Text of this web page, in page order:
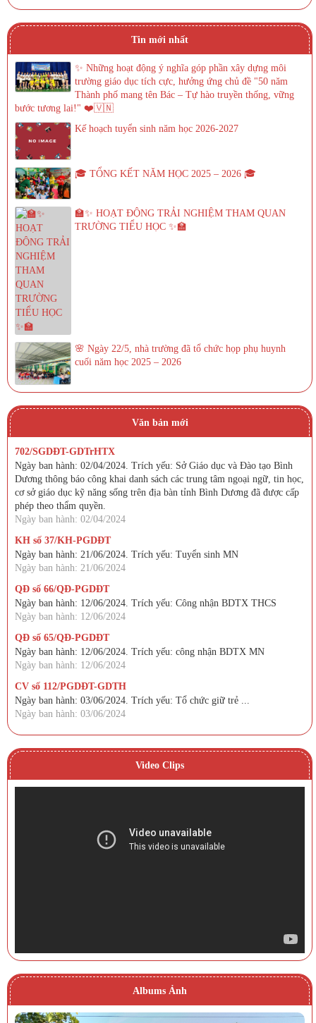
Tin mới nhất
✨ Những hoạt động ý nghĩa góp phần xây dựng môi
trường giáo dục tích cực, hưởng ứng chủ đề "50 năm
Thành phố mang tên Bác – Tự hào truyền thống, vững
bước tương lai!" ❤️🇻🇳
Kế hoạch tuyển sinh năm học 2026-2027
🎓 TỔNG KẾT NĂM HỌC 2025 – 2026 🎓
🏫✨ HOẠT ĐỘNG TRẢI NGHIỆM THAM QUAN
TRƯỜNG TIỂU HỌC ✨🏫
🌸 Ngày 22/5, nhà trường đã tổ chức họp phụ huynh
cuối năm học 2025 – 2026
Văn bản mới
702/SGDĐT-GDTrHTX
Ngày ban hành: 02/04/2024. Trích yếu: Sở Giáo dục và Đào tạo Bình
Dương thông báo công khai danh sách các trung tâm ngoại ngữ, tin học,
cơ sở giáo dục kỹ năng sống trên địa bàn tỉnh Bình Dương đã được cấp
phép theo thẩm quyền.
Ngày ban hành: 02/04/2024
KH số 37/KH-PGDĐT
Ngày ban hành: 21/06/2024. Trích yếu: Tuyển sinh MN
Ngày ban hành: 21/06/2024
QĐ số 66/QĐ-PGDĐT
Ngày ban hành: 12/06/2024. Trích yếu: Công nhận BDTX THCS
Ngày ban hành: 12/06/2024
QĐ số 65/QĐ-PGDĐT
Ngày ban hành: 12/06/2024. Trích yếu: công nhận BDTX MN
Ngày ban hành: 12/06/2024
CV số 112/PGDĐT-GDTH
Ngày ban hành: 03/06/2024. Trích yếu: Tổ chức giữ trẻ ...
Ngày ban hành: 03/06/2024
Video Clips
Albums Ảnh